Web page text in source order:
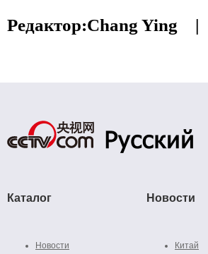
Редактор:Chang Ying |
Каталог
Новости
Новости
Китай